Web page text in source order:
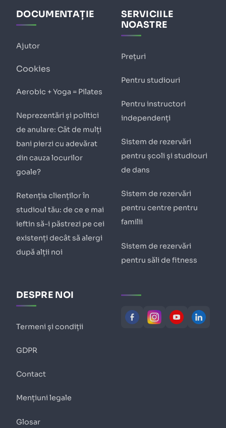
DOCUMENTAȚIE
Ajutor
Cookies
Aerobic + Yoga = Pilates
Neprezentări și politici
de anulare: Cât de mulți
bani pierzi cu adevărat
din cauza locurilor
goale?
Retenția clienților în
studioul tău: de ce e mai
ieftin să-i păstrezi pe cei
existenți decât să alergi
după alții noi
SERVICIILE
NOASTRE
Prețuri
Pentru studiouri
Pentru instructori
independenți
Sistem de rezervări
pentru școli și studiouri
de dans
Sistem de rezervări
pentru centre pentru
familii
Sistem de rezervări
pentru săli de fitness
DESPRE NOI
Termeni și condiții
GDPR
Contact
Mențiuni legale
Glosar